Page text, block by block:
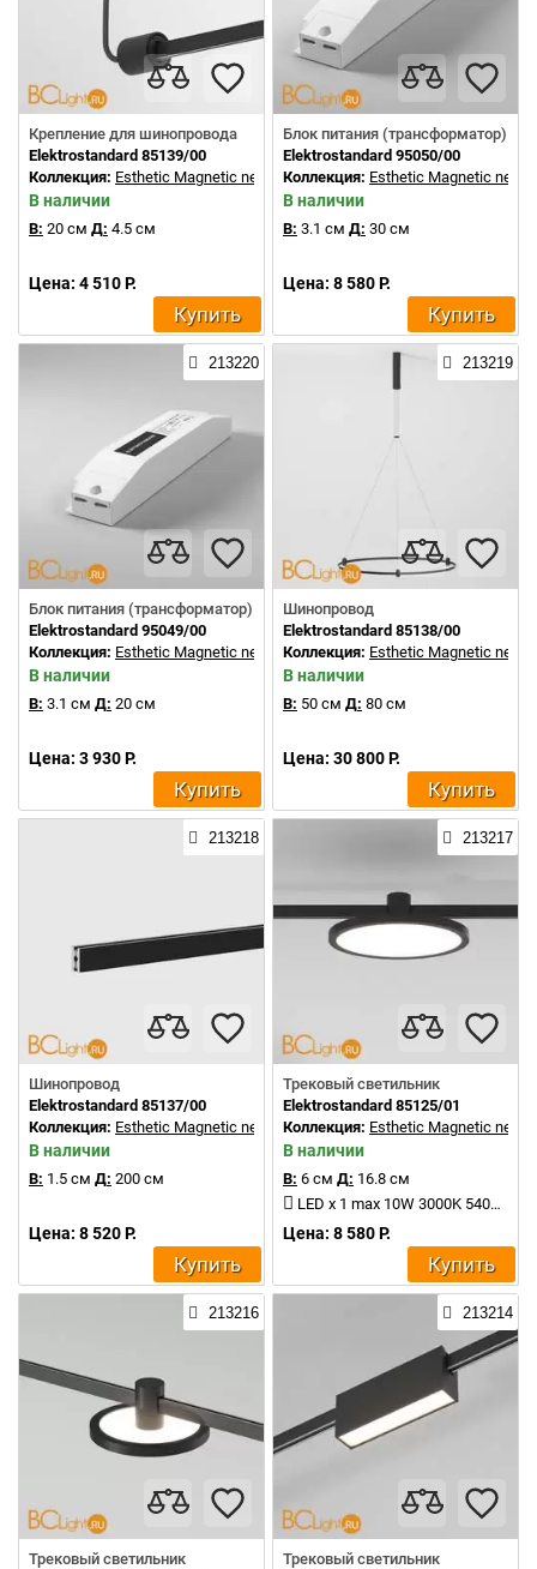
Крепление для шинопровода
Elektrostandard 85139/00
Коллекция: Esthetic Magnetic new
В наличии
В: 20 см Д: 4.5 см
Цена: 4 510 Р.
Купить
Блок питания (трансформатор)
Elektrostandard 95050/00
Коллекция: Esthetic Magnetic new
В наличии
В: 3.1 см Д: 30 см
Цена: 8 580 Р.
Купить
213220
Блок питания (трансформатор)
Elektrostandard 95049/00
Коллекция: Esthetic Magnetic new
В наличии
В: 3.1 см Д: 20 см
Цена: 3 930 Р.
Купить
213219
Шинопровод
Elektrostandard 85138/00
Коллекция: Esthetic Magnetic new
В наличии
В: 50 см Д: 80 см
Цена: 30 800 Р.
Купить
213218
Шинопровод
Elektrostandard 85137/00
Коллекция: Esthetic Magnetic new
В наличии
В: 1.5 см Д: 200 см
Цена: 8 520 Р.
Купить
213217
Трековый светильник
Elektrostandard 85125/01
Коллекция: Esthetic Magnetic new
В наличии
В: 6 см Д: 16.8 см
LED x 1 max 10W 3000K 540Lm
Цена: 8 580 Р.
Купить
213216
Трековый светильник
213214
Трековый светильник